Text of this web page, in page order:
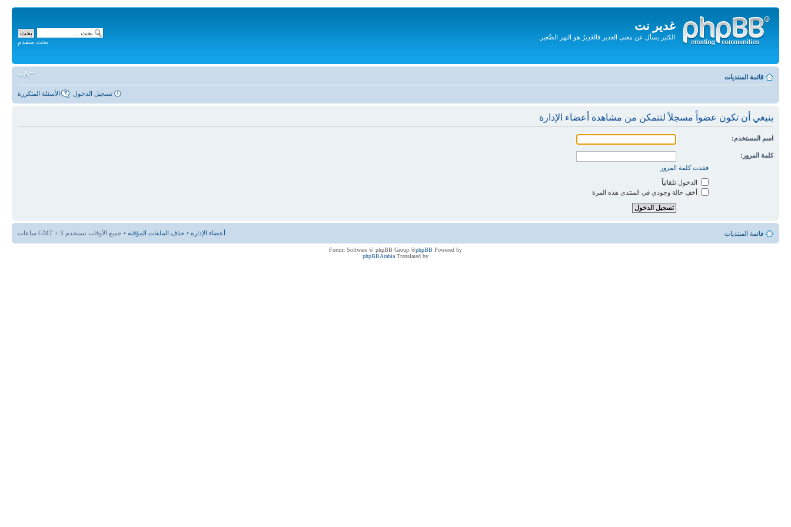
غدير نت
الكثير يسأل عن معنى الغدير فالغَدِيرُ هو النهر الصَّغير.
المحتويات
بحث متقدم
قائمة المنتديات
الأسئلة المتكررة تسجيل الدخول
ينبغي أن تكون عضواً مسجلاً لتتمكن من مشاهدة أعضاء الإدارة
اسم المستخدم:
كلمة المرور:
فقدت كلمة المرور
الدخول تلقائياً
أخفِ حالة وجودي في المنتدى هذه المرة
قائمة المنتديات أعضاء الإدارة • حذف الملفات المؤقتة • جميع الأوقات تستخدم GMT + 3 ساعات
Powered by
phpBB
® Forum Software © phpBB Group
Translated by
phpBBArabia